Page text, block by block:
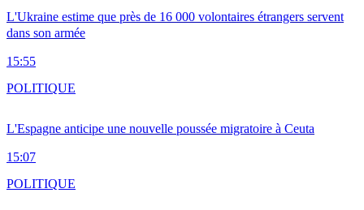
L'Ukraine estime que près de 16 000 volontaires étrangers servent
dans son armée
15:55
L'Espagne anticipe une nouvelle poussée migratoire à Ceuta
15:07
POLITIQUE
POLITIQUE